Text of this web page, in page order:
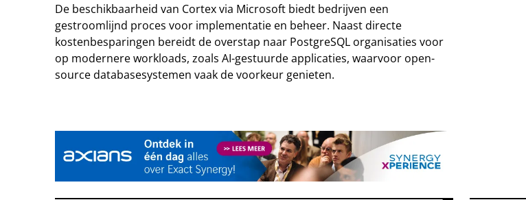
De beschikbaarheid van Cortex via Microsoft biedt bedrijven een
gestroomlijnd proces voor implementatie en beheer. Naast directe
kostenbesparingen bereidt de overstap naar PostgreSQL organisaties voor
op modernere workloads, zoals AI-gestuurde applicaties, waarvoor open-
source databasesystemen vaak de voorkeur genieten.